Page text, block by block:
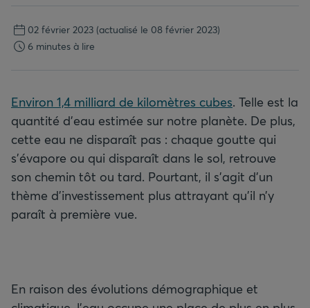
02 février 2023 (actualisé le 08 février 2023)
6 minutes à lire
Environ 1,4 milliard de kilomètres cubes. Telle est la
quantité d’eau estimée sur notre planète. De plus,
cette eau ne disparaît pas : chaque goutte qui
s’évapore ou qui disparaît dans le sol, retrouve
son chemin tôt ou tard. Pourtant, il s’agit d’un
thème d’investissement plus attrayant qu’il n’y
paraît à première vue.
En raison des évolutions démographique et